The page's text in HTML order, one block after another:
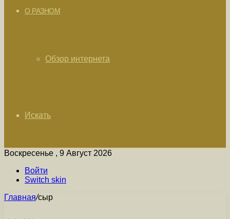
О РАЗНОМ
Обзор интернета
Искать
Воскресенье , 9 Август 2026
Войти
Switch skin
Главная/сыр